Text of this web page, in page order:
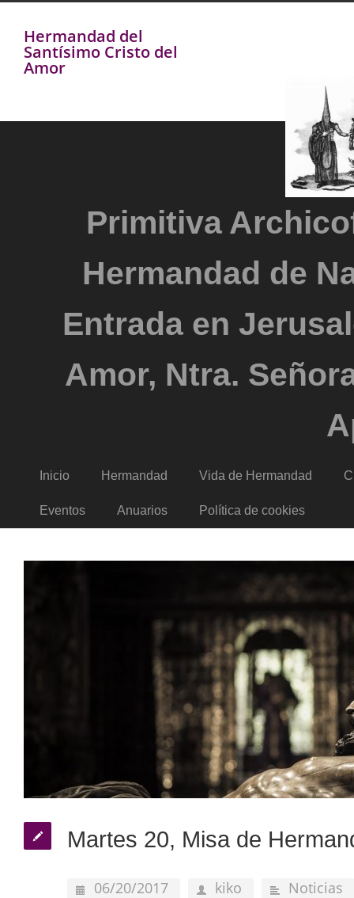
Hermandad del
Santísimo Cristo del
Amor
Primitiva
Hermandad de
Entrada en
Amor, Ntra.
Inicio Hermandad Vida de Hermandad
Eventos Anuarios Política de cookies
Martes 20, Misa de
06/20/2017 kiko Noticias